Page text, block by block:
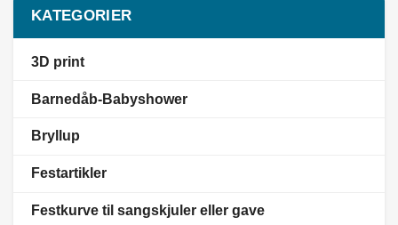
KATEGORIER
3D print
Barnedåb-Babyshower
Bryllup
Festartikler
Festkurve til sangskjuler eller gave